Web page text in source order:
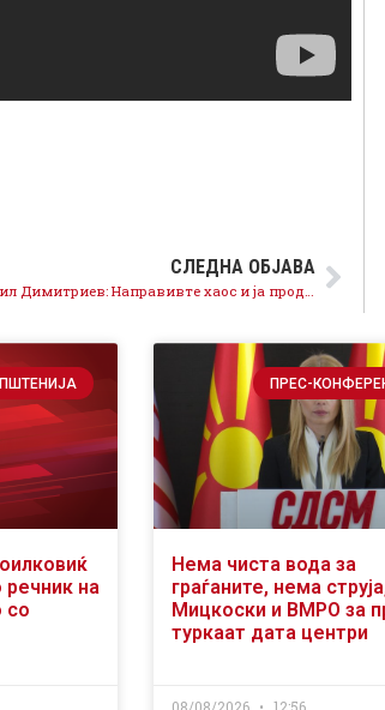
СЛЕДНА ОБЈАВА
Допис до Емил Димитриев: Направивте хаос и ја продлабочивте кризата!
речник на
со
ПРЕС-
Нема чиста вода за
граѓаните, нема
Мицкоски и ВМРО за
туркаат дата центри